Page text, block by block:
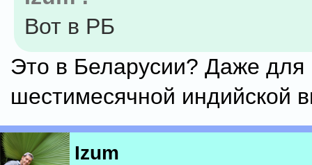
Вот в РБ
Это в Беларусии? Даже для
шестимесячной индийской
Izum